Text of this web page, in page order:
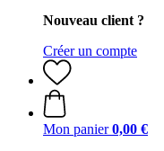
Nouveau client ?
Créer un compte
Mon panier 0,00 €